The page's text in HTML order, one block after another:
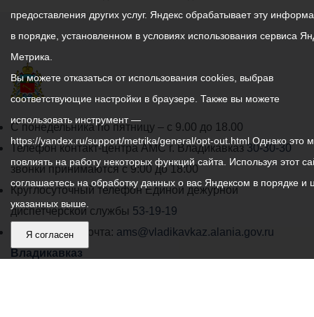
График
работы
администрации
местного
самоуправления
города
Владикавказ:
С понедельника по пятницу – с 9.00 до 18.00
Телефон контакт-центра АМС г. Владикавказ30-30-30
звонки принимаются с 9:00 до 18:00
Круглосуточный телефон Единой дежурной
диспетчерской службы 53-19-19
Электронная почта: ams@vladikavkaz.alania.gov.ru
Владикавказ
предоставления других услуг. Яндекс обрабатывает эту
в порядке, установленном в условиях использования сервиса
Метрика.
Вы можете отказаться от использования cookies, выбрав
соответствующие настройки в браузере. Также вы можете
использовать инструмент —
https://yandex.ru/support/metrika/general/opt-out.html Однако это
повлиять на работу некоторых функций сайта. Используя этот
соглашаетесь на обработку данных о вас Яндексом в порядке и
указанных выше.
Я согласен